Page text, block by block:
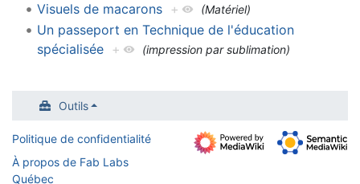
Visuels de macarons + (Matériel)
Un passeport en Technique de l'éducation
spécialisée + (impression par sublimation)
Outils
Politique de confidentialité
À propos de Fab Labs
Québec